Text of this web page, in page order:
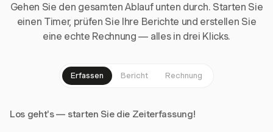
Gehen Sie den gesamten Ablauf unten durch. Starten Sie
einen Timer, prüfen Sie Ihre Berichte und erstellen Sie
eine echte Rechnung — alles in drei Klicks.
Erfassen Bericht Rechnung
Los geht's — starten Sie die Zeiterfassung!